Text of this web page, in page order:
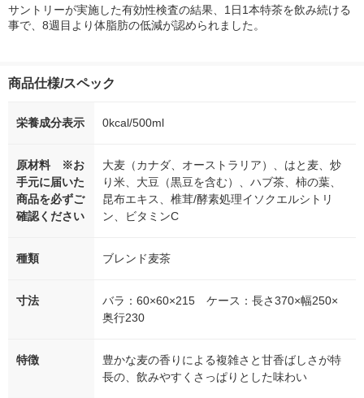
サントリーが実施した有効性検査の結果、1日1本特茶を飲み続ける
事で、8週目より体脂肪の低減が認められました。
商品仕様/スペック
栄養成分表示 0kcal/500ml
原材料 ※お
手元に届いた
商品を必ずご
確認ください
大麦（カナダ、オーストラリア）、はと麦、炒
り米、大豆（黒豆を含む）、ハブ茶、柿の葉、
昆布エキス、椎茸/酵素処理イソクエルシトリ
ン、ビタミンC
種類 ブレンド麦茶
寸法
バラ：60×60×215 ケース：長さ370×幅250×
奥行230
特徴
豊かな麦の香りによる複雑さと甘香ばしさが特
長の、飲みやすくさっぱりとした味わい